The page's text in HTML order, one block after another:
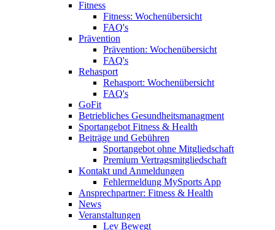
Fitness
Fitness: Wochenübersicht
FAQ's
Prävention
Prävention: Wochenübersicht
FAQ's
Rehasport
Rehasport: Wochenübersicht
FAQ's
GoFit
Betriebliches Gesundheitsmanagment
Sportangebot Fitness & Health
Beiträge und Gebühren
Sportangebot ohne Mitgliedschaft
Premium Vertragsmitgliedschaft
Kontakt und Anmeldungen
Fehlermeldung MySports App
Ansprechpartner: Fitness & Health
News
Veranstaltungen
Lev Bewegt